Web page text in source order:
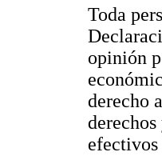
Toda
opinión
derecho